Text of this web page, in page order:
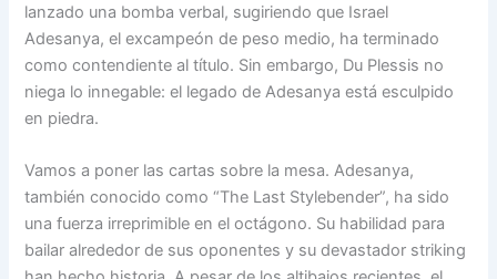
lanzado una bomba verbal, sugiriendo que Israel
Adesanya, el excampeón de peso medio, ha terminado
como contendiente al título. Sin embargo, Du Plessis no
niega lo innegable: el legado de Adesanya está esculpido
en piedra.
Vamos a poner las cartas sobre la mesa. Adesanya,
también conocido como “The Last Stylebender”, ha sido
una fuerza irreprimible en el octágono. Su habilidad para
bailar alrededor de sus oponentes y su devastador striking